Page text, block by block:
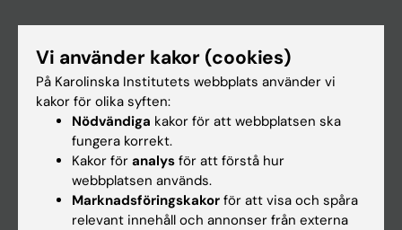
Huvudmeny
Utbildning
Forskarutbildning
Forskning
Vi använder kakor (cookies)
På Karolinska Institutets webbplats använder vi
kakor för olika syften:
Nödvändiga kakor för att webbplatsen ska
fungera korrekt.
Kakor för analys för att förstå hur
webbplatsen används.
Marknadsföringskakor för att visa och spåra
relevant innehåll och annonser från externa